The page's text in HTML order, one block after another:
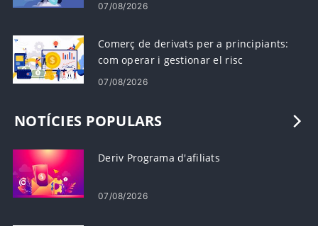
07/08/2026
Comerç de derivats per a principiants:
com operar i gestionar el risc
07/08/2026
NOTÍCIES POPULARS
Deriv Programa d'afiliats
07/08/2026